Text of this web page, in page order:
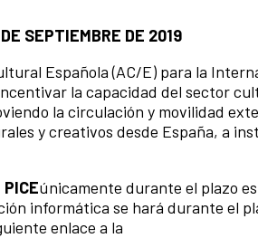
SEPTIEMBRE DE 2019
Española (AC/E) para la
la capacidad del sector
la circulación y movilidad
y creativos desde España, a
únicamente durante el plazo
informática se hará durante el
enlace a la